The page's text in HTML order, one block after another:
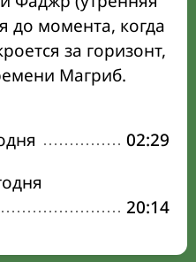
до момента, когда
за горизонт,
Магриб.
02:29
20:14